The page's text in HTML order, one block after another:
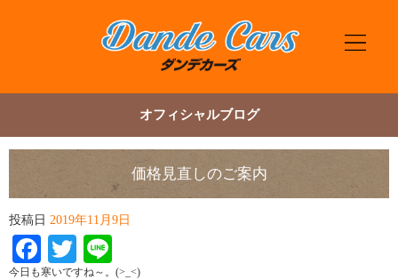
オフィシャルブログ
価格見直しのご案内
投稿日 2019年11月9日
Facebook
Twitter
今日も寒いですね～。(>_<)